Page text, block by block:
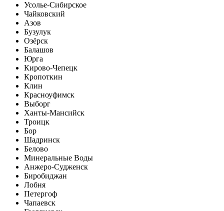
Усолье-Сибирское
Чайковский
Азов
Бузулук
Озёрск
Балашов
Юрга
Кирово-Чепецк
Кропоткин
Клин
Красноуфимск
Выборг
Ханты-Мансийск
Троицк
Бор
Шадринск
Белово
Минеральные Воды
Анжеро-Судженск
Биробиджан
Лобня
Петергоф
Чапаевск